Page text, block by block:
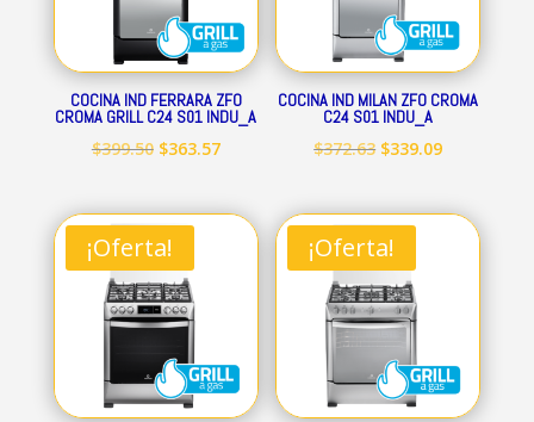
COCINA IND FERRARA ZFO
CROMA GRILL C24 S01 INDU_A
$399.50 El
original
era:
$399.50.
$363.57El
actual
COCINA IND MILAN ZFO CROMA
C24 S01 INDU_A
$372.63 El
original
era:
$372.63.
$339.09El
actual
¡Oferta! ¡Oferta!